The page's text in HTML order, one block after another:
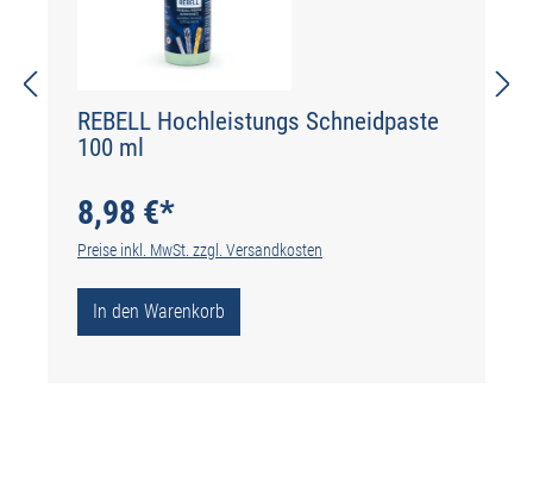
REBELL Hochleistungs Schneidpaste
100 ml
8,98 €*
Preise inkl. MwSt. zzgl. Versandkosten
In den Warenkorb